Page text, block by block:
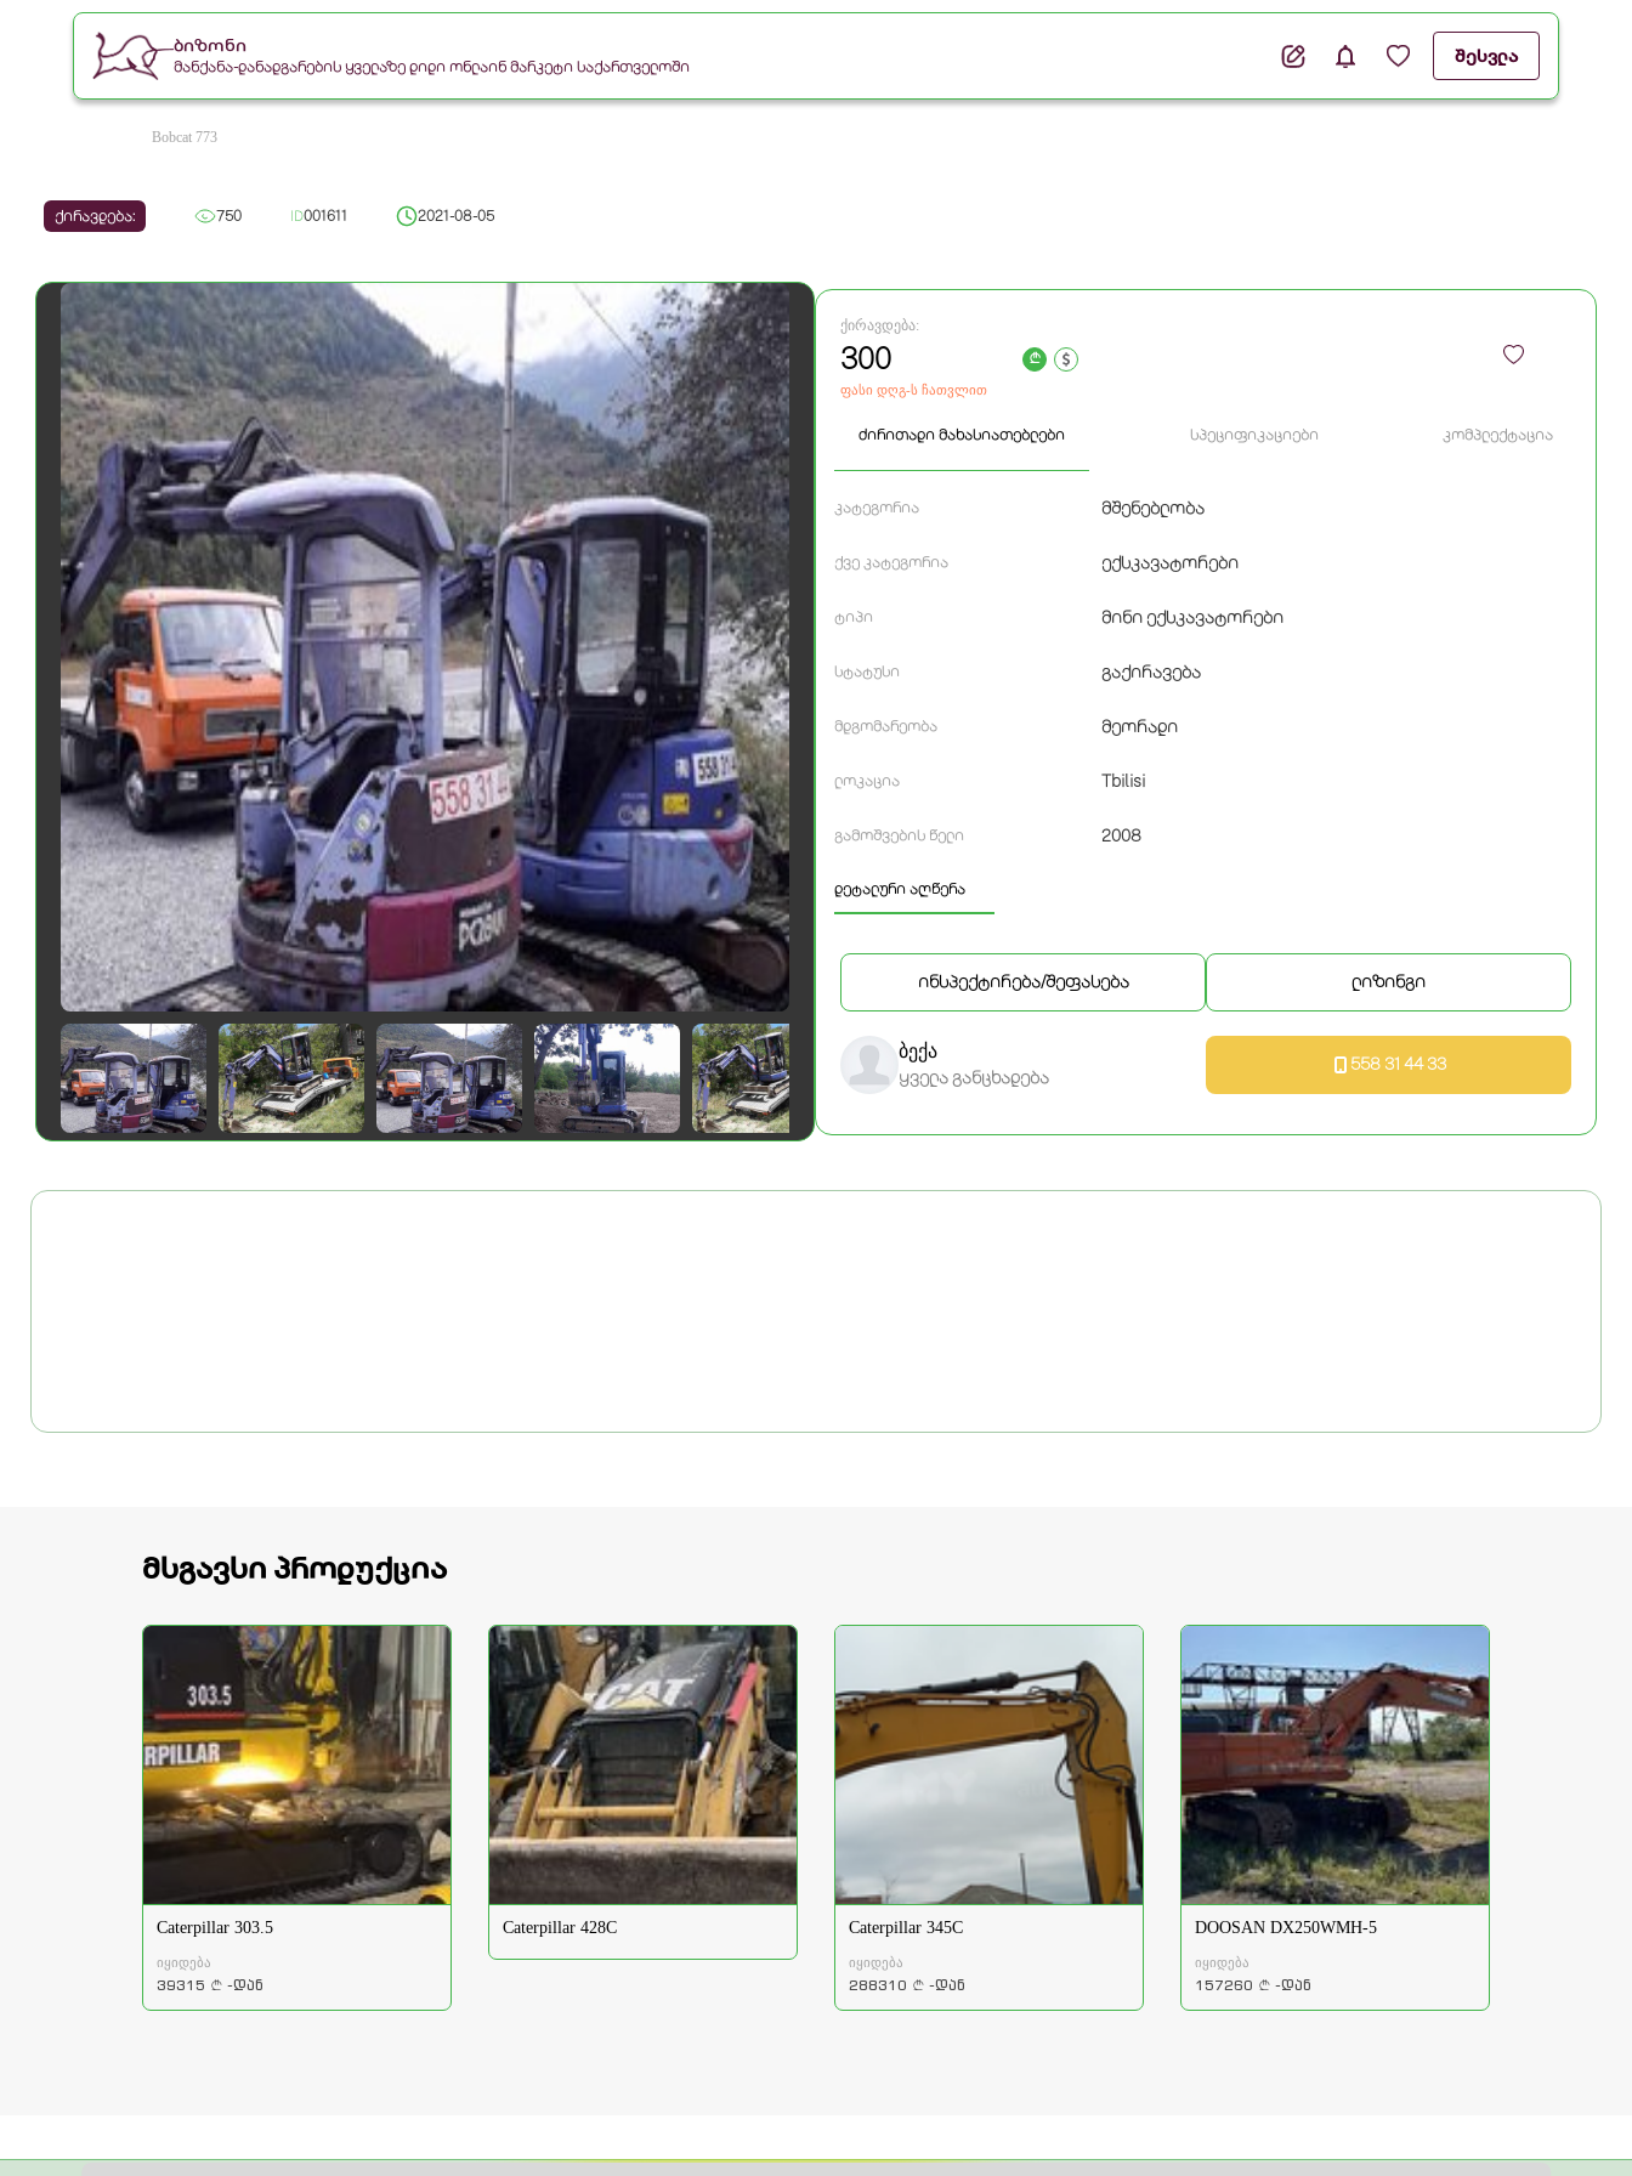
ბიზონი
მანქანა-დანადგარების ყველაზე დიდი ონლაინ მარკეტი საქართველოში
შესვლა
Bobcat 773
ქირავდება: 750 ID001611 2021-08-05
ქირავდება:
300
ფასი დღგ-ს ჩათვლით
a
ძირითადი მახასიათებლები სპეციფიკაციები კომპლექტაცია
კატეგორია მშენებლობა
ქვე კატეგორია ექსკავატორები
ტიპი მინი ექსკავატორები
სტატუსი გაქირავება
მდგომარეობა მეორადი
ლოკაცია Tbilisi
გამოშვების წელი 2008
დეტალური აღწერა
ინსპექტირება/შეფასება ლიზინგი
ბექა
ყველა განცხადება
558 31 44 33
მსგავსი პროდუქცია
Caterpillar 303.5
იყიდება
39315 a -დან
Caterpillar 428C Caterpillar 345C
იყიდება
288310 a -დან
DOOSAN DX250WMH-5
იყიდება
157260 a -დან